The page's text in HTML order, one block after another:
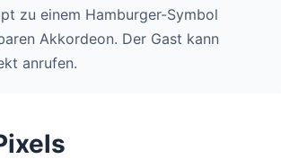
zu einem Hamburger-Symbol
Akkordeon. Der Gast kann
anrufen.